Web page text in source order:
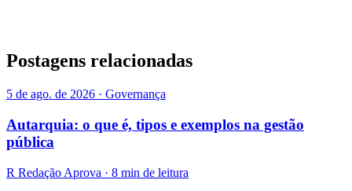
Postagens relacionadas
5 de ago. de 2026 · Governança
Autarquia: o que é, tipos e exemplos na gestão
pública
R Redação Aprova · 8 min de leitura